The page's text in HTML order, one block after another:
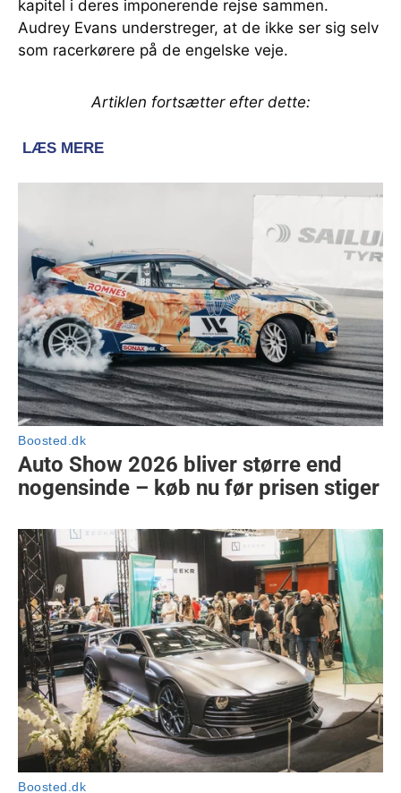
kapitel i deres imponerende rejse sammen.
Audrey Evans understreger, at de ikke ser sig selv
som racerkørere på de engelske veje.
Artiklen fortsætter efter dette: